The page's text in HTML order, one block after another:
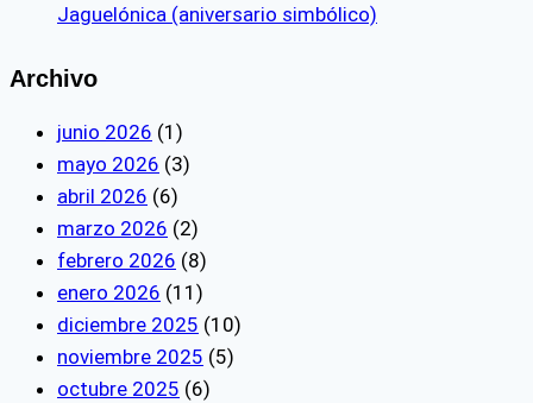
Jaguelónica (aniversario simbólico)
Archivo
junio 2026 (1)
mayo 2026 (3)
abril 2026 (6)
marzo 2026 (2)
febrero 2026 (8)
enero 2026 (11)
diciembre 2025 (10)
noviembre 2025 (5)
octubre 2025 (6)